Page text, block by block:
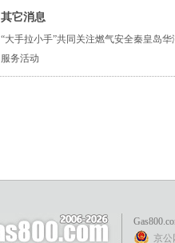
其它消息
“大手拉小手”共同关注燃气安全秦皇岛
服务活动
京公